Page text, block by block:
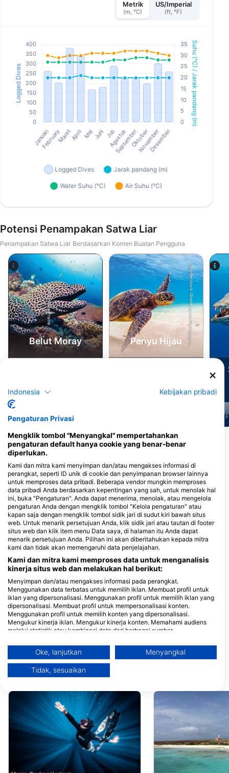
Metrik
(m, °C)
US/Imperial
(ft, °F)
Potensi Penampakan Satwa Liar
Penampakan Satwa Liar Berdasarkan Konten Buatan Pengguna
Alamy-WaterFrame
Belut Moray
J F M A M J J A S
Shutterstock-Shane Myers Photography
Penyu Hijau
F
Tampilkan Lebih Banyak Hewan
Pusat Penyelaman yang Melayani Situs
Selam Ini
Dive Center van de Ven
Caracasbaaiweg 360, 0000AA
Willemstad, Curacao
Relaxed Guided Dives
Martha Koosje 10, 0000CW
Willemstad, Curacao
Central Dive Curacao
Veldweg 3, 0000
Julianadorp, Curacao
Unique Diving, UDI
Kaya Andeifi 36, 0000
Willemstad, Curacao
Goby Divers
Curaçao, 00000 Willemstad,
Curacao
0000 Willemstad,
Duikschool Fred
Kaya Progreso 10-
0000 Willemstad,
Lagun, Curacao
Situs penyelaman terdekat
Indonesia Kebijakan pribadi
Pengaturan Privasi
Mengklik tombol "Menyangkal" mempertahankan
pengaturan default hanya cookie yang benar-benar
diperlukan.
Kami dan mitra kami menyimpan dan/atau mengakses informasi di
perangkat, seperti ID unik di cookie dan penyimpanan browser lainnya
untuk memproses data pribadi. Beberapa vendor mungkin memproses
data pribadi Anda berdasarkan kepentingan yang sah, untuk menolak hal
ini, buka "Pengaturan". Anda dapat menerima, menolak, atau mengelola
pengaturan Anda dengan mengklik tombol "Kelola pengaturan" atau
kapan saja dengan mengklik tombol sidik jari di sudut kiri bawah situs
web. Untuk menarik persetujuan Anda, klik sidik jari atau tautan di footer
situs web dan klik item menu Data saya, di halaman itu Anda dapat
menarik persetujuan Anda. Pilihan ini akan diberitahukan kepada mitra
kami dan tidak akan memengaruhi data penjelajahan.
Kami dan mitra kami memproses data untuk menganalisis
kinerja situs web dan melakukan hal berikut:
Menyimpan dan/atau mengakses informasi pada perangkat.
Menggunakan data terbatas untuk memilih iklan. Membuat profil untuk
iklan yang dipersonalisasi. Menggunakan profil untuk memilih iklan yang
dipersonalisasi. Membuat profil untuk mempersonalisasi konten.
Menggunakan profil untuk memilih konten yang dipersonalisasi.
Mengukur kinerja iklan. Mengukur kinerja konten. Memahami audiens
melalui statistik atau kombinasi data dari berbagai sumber.
terbatas untuk memilih konten.
Informasi tambahan mengenai penggunaan data oleh Google dapat
ditemukan di sini: https://business.safety.google/privacy/
Data dapat dibagikan ke luar Uni Eropa dan dikirim ke AS.
web/aplikasi ini.
Lihat Daftar Mitra (1 Vendor IAB)
Kami menggunakan data Anda untuk tujuan berikut:
Tujuan pemrosesan IAB:
Store and/or access information on a device
Use limited data to select advertising
Oke, lanjutkan Menyangkal
Tidak, sesuaikan